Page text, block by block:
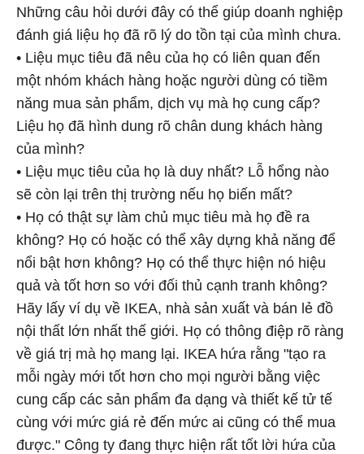
Những câu hỏi dưới đây có thể giúp doanh nghiệp
đánh giá liệu họ đã rõ lý do tồn tại của mình chưa.
• Liệu mục tiêu đã nêu của họ có liên quan đến
một nhóm khách hàng hoặc người dùng có tiềm
năng mua sản phẩm, dịch vụ mà họ cung cấp?
Liệu họ đã hình dung rõ chân dung khách hàng
của mình?
• Liệu mục tiêu của họ là duy nhất? Lỗ hổng nào
sẽ còn lại trên thị trường nếu họ biến mất?
• Họ có thật sự làm chủ mục tiêu mà họ đề ra
không? Họ có hoặc có thể xây dựng khả năng để
nổi bật hơn không? Họ có thể thực hiện nó hiệu
quả và tốt hơn so với đối thủ cạnh tranh không?
Hãy lấy ví dụ về IKEA, nhà sản xuất và bán lẻ đồ
nội thất lớn nhất thế giới. Họ có thông điệp rõ ràng
về giá trị mà họ mang lại. IKEA hứa rằng "tạo ra
mỗi ngày mới tốt hơn cho mọi người bằng việc
cung cấp các sản phẩm đa dạng và thiết kế tử tế
cùng với mức giá rẻ đến mức ai cũng có thể mua
được." Công ty đang thực hiện rất tốt lời hứa của